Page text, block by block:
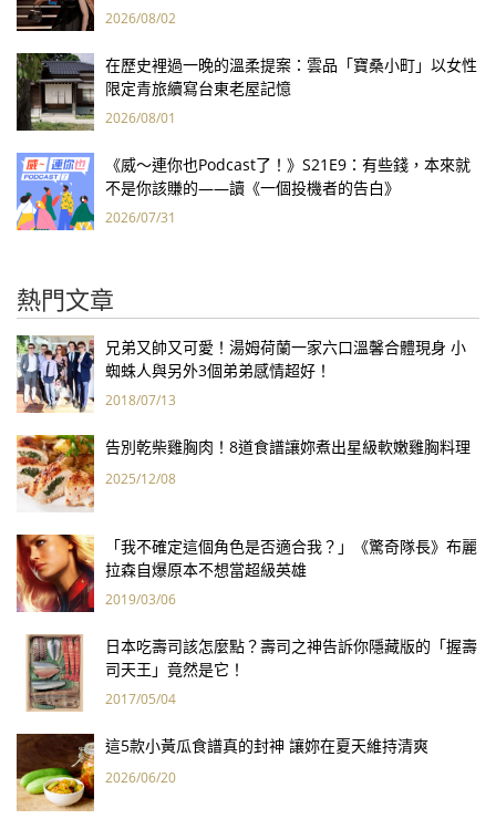
報亮眼
2026/08/02
在歷史裡過一晚的溫柔提案：雲品「寶桑小町」以女性
限定青旅續寫台東老屋記憶
2026/08/01
《威～連你也Podcast了！》S21E9：有些錢，本來就
不是你該賺的——讀《一個投機者的告白》
2026/07/31
熱門文章
兄弟又帥又可愛！湯姆荷蘭一家六口溫馨合體現身 小
蜘蛛人與另外3個弟弟感情超好！
2018/07/13
告別乾柴雞胸肉！8道食譜讓妳煮出星級軟嫩雞胸料理
2025/12/08
「我不確定這個角色是否適合我？」《驚奇隊長》布麗
拉森自爆原本不想當超級英雄
2019/03/06
日本吃壽司該怎麼點？壽司之神告訴你隱藏版的「握壽
司天王」竟然是它！
2017/05/04
這5款小黃瓜食譜真的封神 讓妳在夏天維持清爽
2026/06/20